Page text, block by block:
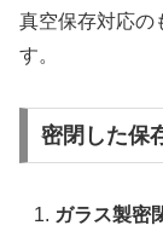
真空保存対応の
す。
密閉した保
ガラス製密